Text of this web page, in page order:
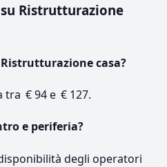
Ristrutturazione
casa?
tra € 94 e € 127.
e periferia?
degli operatori